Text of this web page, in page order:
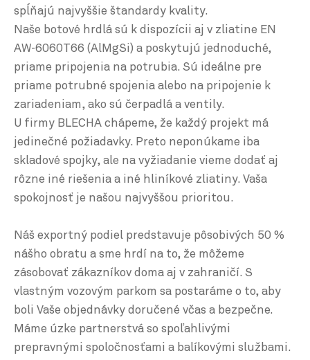
spĺňajú najvyššie štandardy kvality.
Naše botové hrdlá sú k dispozícii aj v zliatine EN
AW-6060T66 (AlMgSi) a poskytujú jednoduché,
priame pripojenia na potrubia. Sú ideálne pre
priame potrubné spojenia alebo na pripojenie k
zariadeniam, ako sú čerpadlá a ventily.
U firmy BLECHA chápeme, že každý projekt má
jedinečné požiadavky. Preto neponúkame iba
skladové spojky, ale na vyžiadanie vieme dodať aj
rôzne iné riešenia a iné hliníkové zliatiny. Vaša
spokojnosť je našou najvyššou prioritou.
Náš exportný podiel predstavuje pôsobivých 50 %
nášho obratu a sme hrdí na to, že môžeme
zásobovať zákazníkov doma aj v zahraničí. S
vlastným vozovým parkom sa postaráme o to, aby
boli Vaše objednávky doručené včas a bezpečne.
Máme úzke partnerstvá so spoľahlivými
prepravnými spoločnosťami a balíkovými službami.